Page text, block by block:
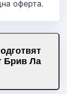
оферта.
Брив Ла